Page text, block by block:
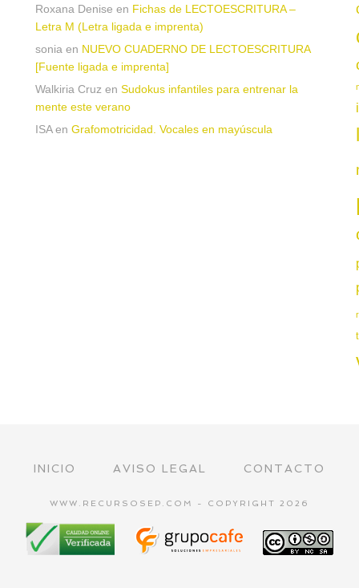
Roxana Denise en Fichas de LECTOESCRITURA –
Letra M (Letra ligada e imprenta)
sonia en NUEVO CUADERNO DE LECTOESCRITURA
[Fuente ligada e imprenta]
Walkiria Cruz en Sudokus infantiles para entrenar la
mente este verano
ISAen Grafomotricidad. Vocales en mayúscula
INICIO AVISO LEGAL CONTACTO
WWW.RECURSOSEP.COM - COPYRIGHT 2026